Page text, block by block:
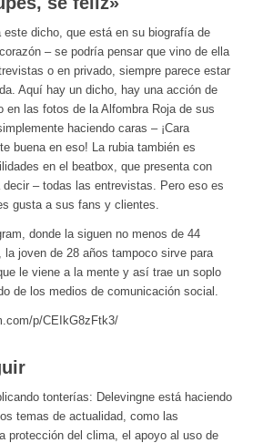
este dicho, que está en su biografía de
– se podría pensar que vino de ella
o en privado, siempre parece estar
Aquí hay un dicho, hay una acción de
en las fotos de la Alfombra Roja de sus
haciendo caras – ¡Cara
buena en eso! La rubia también es
en el beatbox, que presenta con
– todas las entrevistas. Pero eso es
gusta a sus fans y clientes.
donde la siguen no menos de 44
la joven de 28 años tampoco sirve para
le viene a la mente y así trae un soplo
de los medios de comunicación social.
p/CEIkG8zFtk3/
tonterías: Delevingne está haciendo
temas de actualidad, como las
protección del clima, el apoyo al uso de